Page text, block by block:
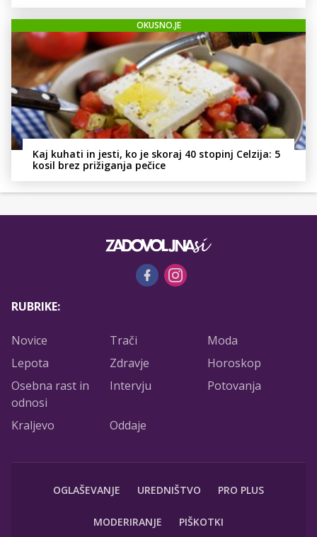
OKUSNO.JE
Kaj kuhati in jesti, ko je skoraj 40 stopinj Celzija: 5
kosil brez prižiganja pečice
RUBRIKE:
Novice Trači
Moda
Lepota
Zdravje
Horoskop
Osebna rast in
odnosi
Intervju Potovanja
Kraljevo Oddaje
OGLAŠEVANJE UREDNIŠTVO PRO PLUS
MODERIRANJE PIŠKOTKI